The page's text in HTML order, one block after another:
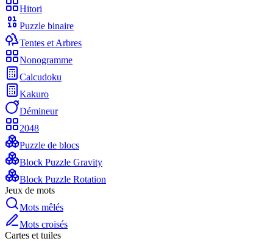
Hitori
Puzzle binaire
Tentes et Arbres
Nonogramme
Calcudoku
Kakuro
Démineur
2048
Puzzle de blocs
Block Puzzle Gravity
Block Puzzle Rotation
Jeux de mots
Mots mêlés
Mots croisés
Cartes et tuiles